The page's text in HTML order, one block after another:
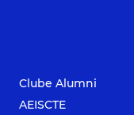
Clube Alumni
AEISCTE